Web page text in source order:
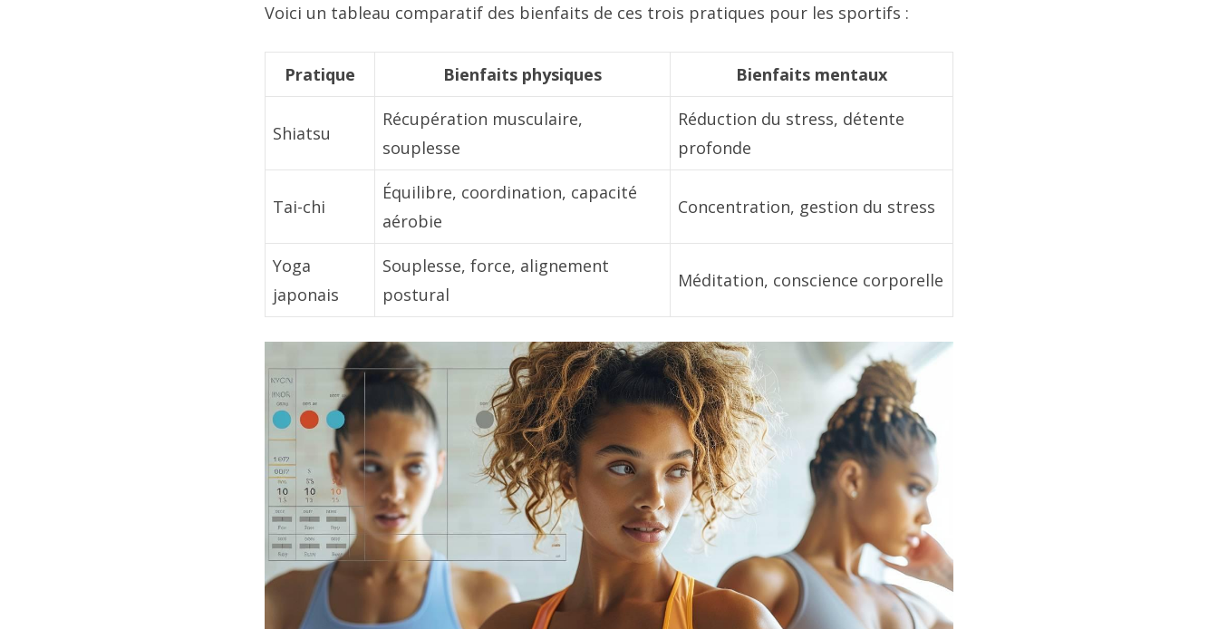
Voici un tableau comparatif des bienfaits de ces trois pratiques pour les sportifs :
Pratique Bienfaits physiques Bienfaits mentaux
Shiatsu
Récupération musculaire,
souplesse
Réduction du stress, détente
profonde
Tai-chi
Équilibre, coordination, capacité
aérobie
Concentration, gestion du stress
Yoga
japonais
Souplesse, force, alignement
postural
Méditation, conscience corporelle